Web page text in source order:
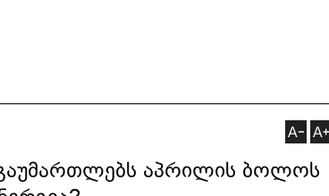
გაუმართლებს აპრილის ბოლოს